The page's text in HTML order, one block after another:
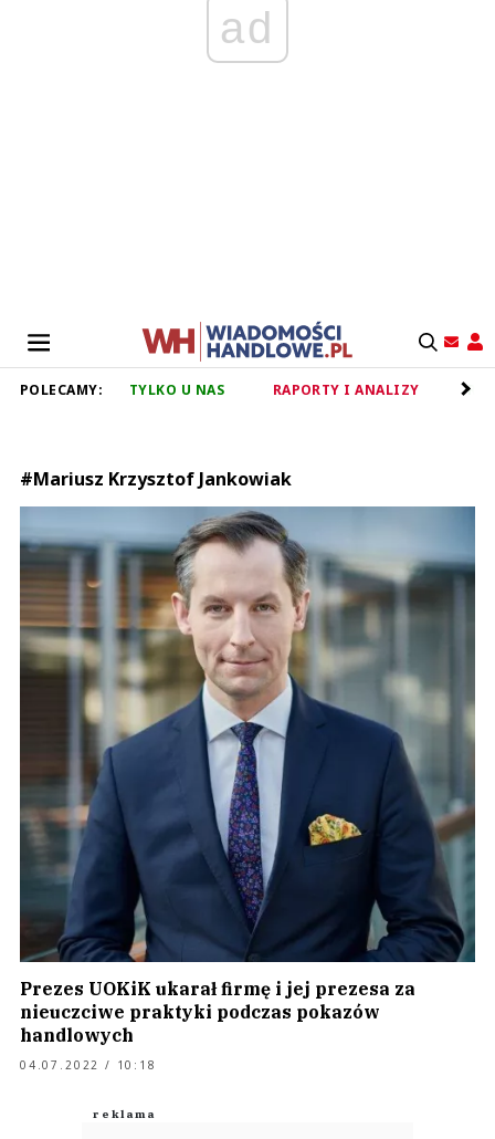
ad
POLECAMY: TYLKO U NAS RAPORTY I ANALIZY
#Mariusz Krzysztof Jankowiak
Prezes UOKiK ukarał firmę i jej prezesa za
nieuczciwe praktyki podczas pokazów
handlowych
04.07.2022 / 10:18